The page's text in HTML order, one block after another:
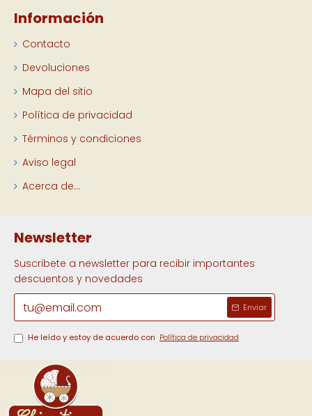
Información
Contacto
Devoluciones
Mapa del sitio
Política de privacidad
Términos y condiciones
Aviso legal
Acerca de...
Newsletter
Suscribete a newsletter para recibir importantes
descuentos y novedades
Enviar
He leído y estoy de acuerdo con Política de privacidad